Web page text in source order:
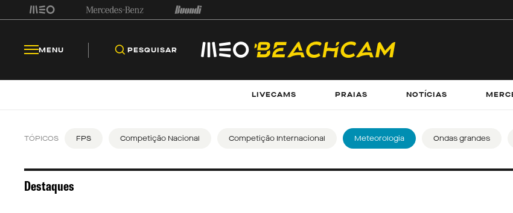
MENU PESQUISAR
LIVECAMS PRAIAS NOTÍCIAS
TÓPICOS FPS Competição Nacional Competição Internacional Meteorologia Ondas grandes
Destaques